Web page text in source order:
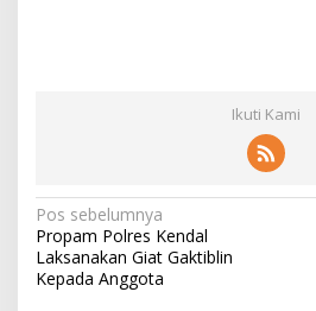
Ikuti Kami
N
a
v
Pos sebelumnya
Propam Polres Kendal
Laksanakan Giat Gaktiblin
Kepada Anggota